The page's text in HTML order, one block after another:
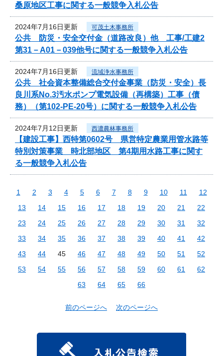
桑原地区工事に関する一般競争入札公告
2024年7月16日更新 可茂土木事務所
公共 防災・安全交付金（道路改良）他 工事/工建2
第31－A01－039他号に関する一般競争入札公告
2024年7月16日更新 流域浄水事務所
公共 社会資本整備総合交付金事業（防災・安全）長
良川系No.3汚水ポンプ電気設備（再構築）工事（債
務）（第102-PE-20号）に関する一般競争入札公告
2024年7月12日更新 西濃農林事務所
【建設工事】西特第0602号 県営特定農業用管水路等
特別対策事業 時北部地区 第4期用水路工事に関す
る一般競争入札公告
1 2 3 4 5 6 7 8 9 10 11
12
13
14 15 16 17 18 19 20 21
22
23
24 25 26 27 28 29 30 31
32
33
34 35 36 37 38 39 40 41
42
43
44 45 46 47 48 49 50 51
52
53
54 55 56 57 58 59 60 61
62
63
64 65 66
前のページへ 次のページへ